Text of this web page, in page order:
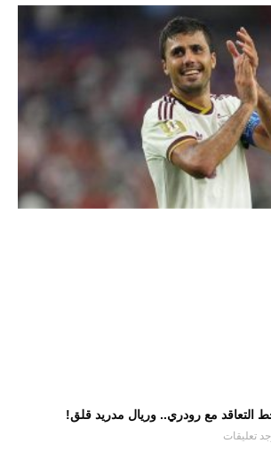
التعاقد مع رودري.. وريال مدريد قلق!
تعليقات